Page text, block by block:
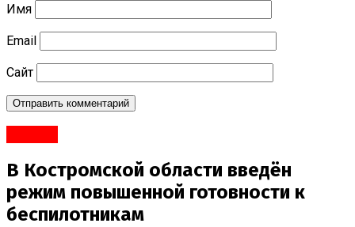
Имя
Email
Сайт
В Костромской области введён
режим повышенной готовности к
беспилотникам